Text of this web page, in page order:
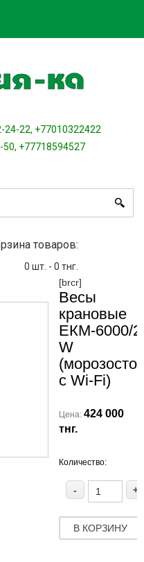
22, +77010322422
+77718594527
товаров:
0 шт. - 0 тнг.
[brcr]
Весы
крановые
ЕКМ-6000/
W
c Wi-Fi)
Цена: 424 000
тнг.
Количество:
+
-
В КОРЗИНУ